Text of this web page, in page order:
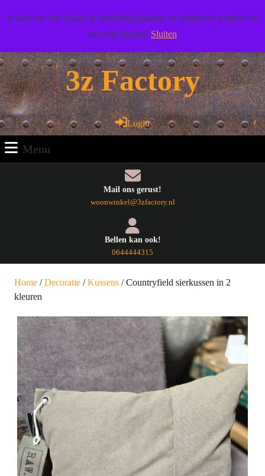
naar
Wij wensen u veel woonplezier toe!
Facebook
PinterestRSS Twitter
3z Factory
LoginLogin
Menu
Mail ons gerust!
woonwinkel@3zfactory.nlE-
Bellen kan ook!
0644444315
Home /Decoratie /Kussens / Countryfield sierkussen in 2
kleuren
Je kunt nu ook online je bestelling plaatsen en aangeven wanneer je
het wilt afhalen! Sluiten